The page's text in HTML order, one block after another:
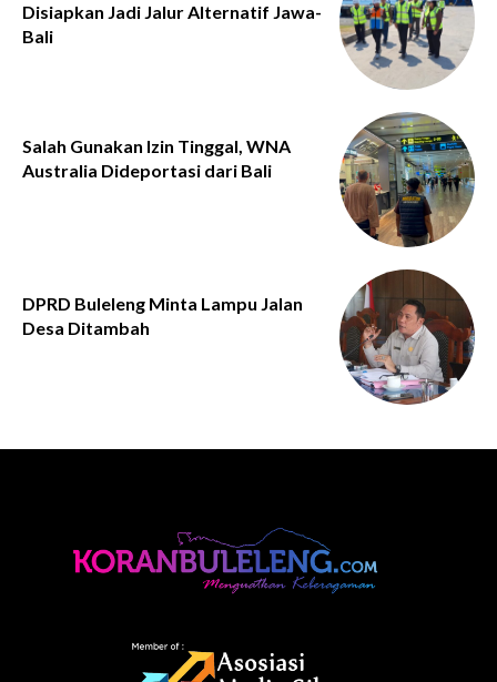
Disiapkan Jadi Jalur Alternatif Jawa-
Bali
Salah Gunakan Izin Tinggal, WNA
Australia Dideportasi dari Bali
DPRD Buleleng Minta Lampu Jalan
Desa Ditambah